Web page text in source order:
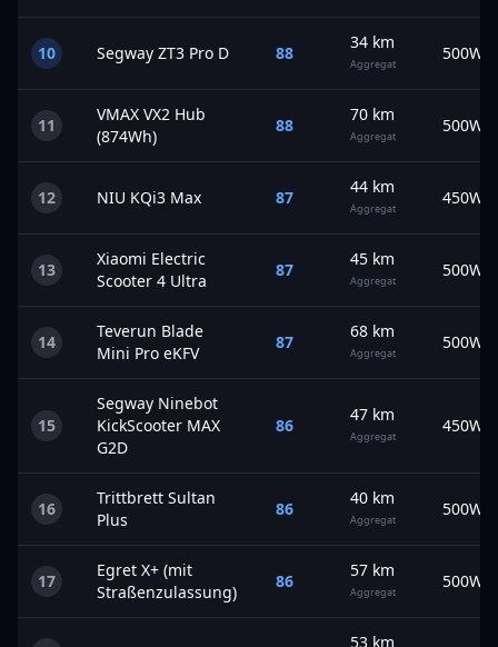
10 Segway ZT3 Pro D 88
34 km
Aggregat
500W
11
VMAX VX2 Hub
(874Wh)
88
70 km
Aggregat
500W
12 NIU KQi3 Max 87
44 km
Aggregat
450W
13
Xiaomi Electric
Scooter 4 Ultra
87
45 km
Aggregat
500W
14
Teverun Blade
Mini Pro eKFV
87
68 km
Aggregat
500W
15
Segway Ninebot
KickScooter MAX
G2D
86
47 km
Aggregat
450W
16
Trittbrett Sultan
Plus
86
40 km
Aggregat
500W
17
Egret X+ (mit
Straßenzulassung)
86
57 km
Aggregat
500W
53 km